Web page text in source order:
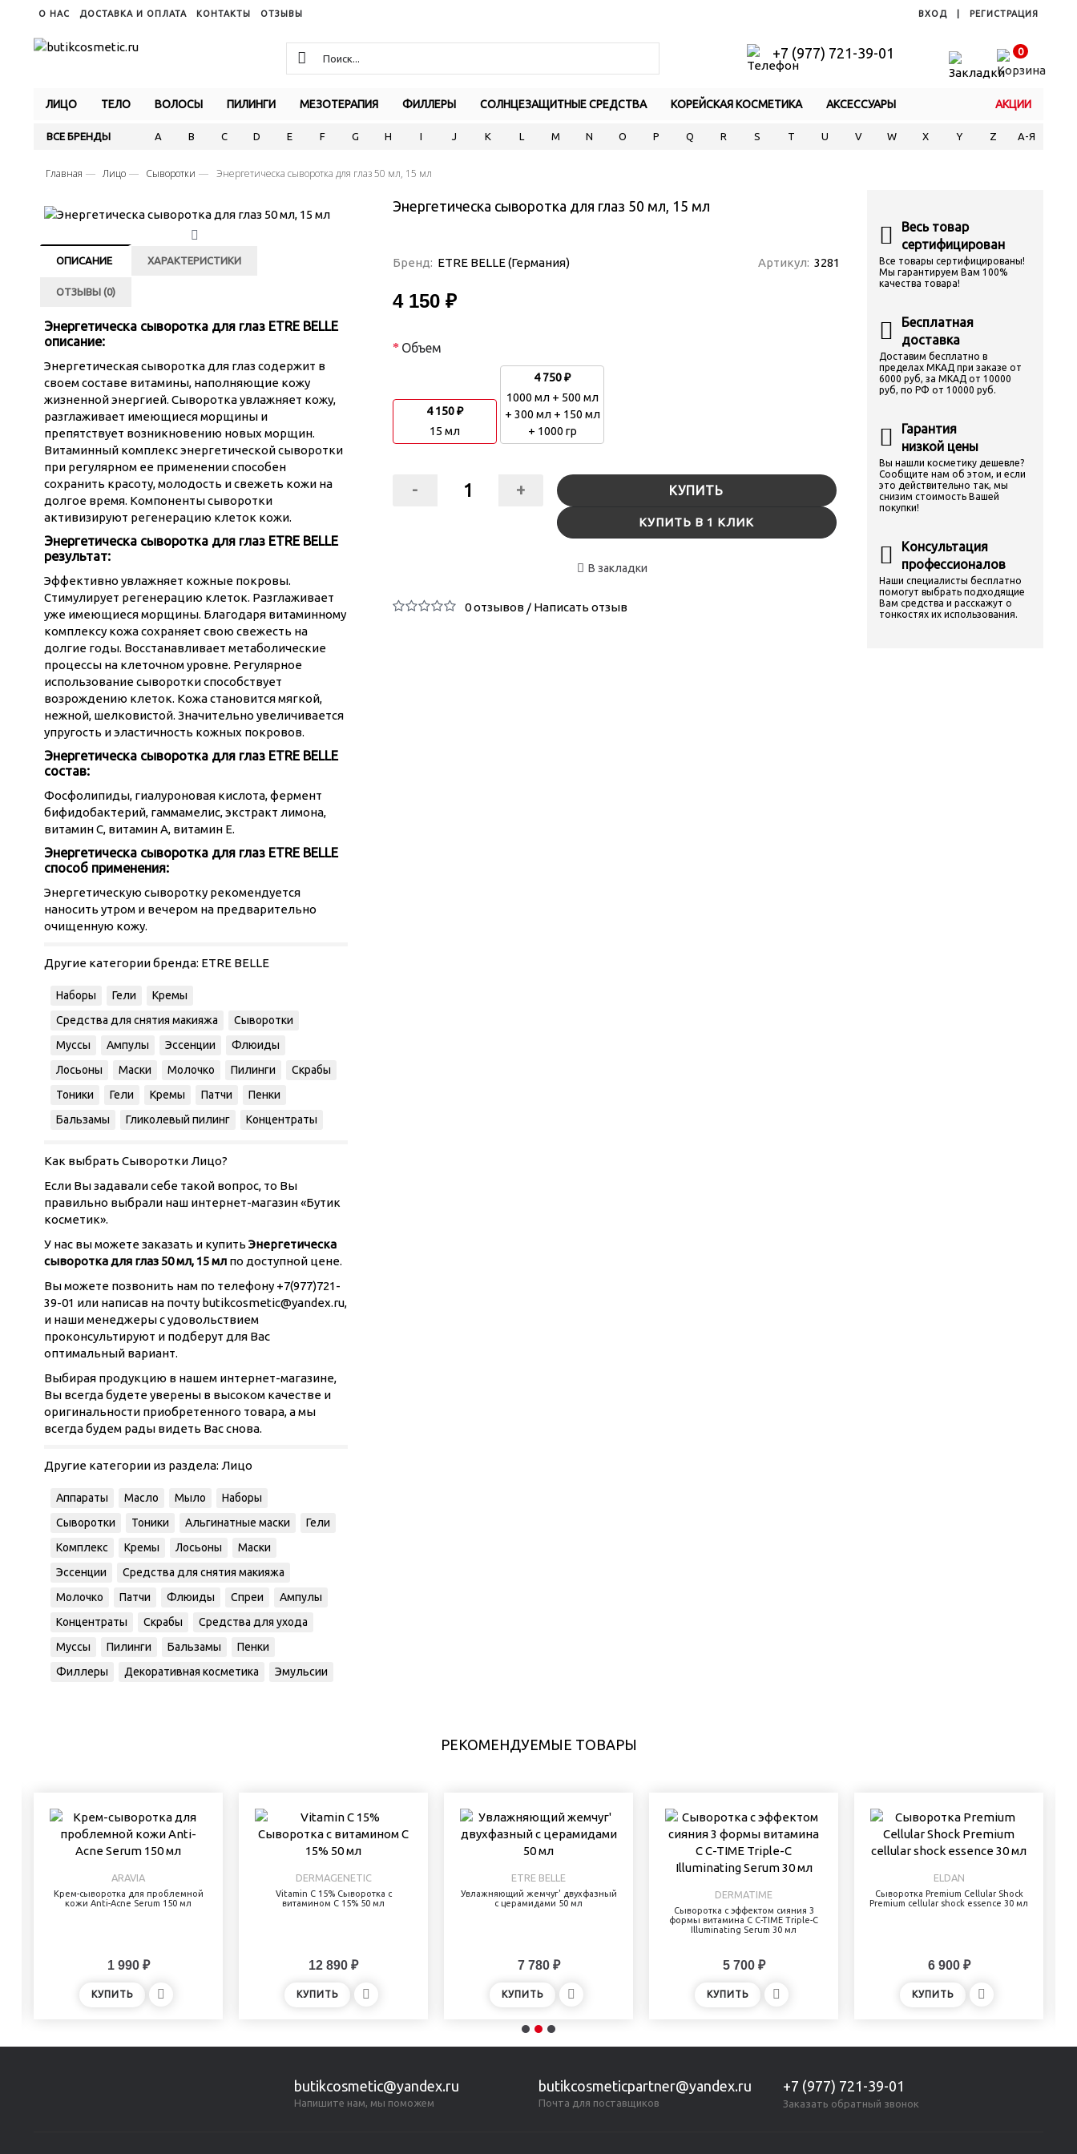
О НАС ДОСТАВКА И ОПЛАТА КОНТАКТЫ ОТЗЫВЫ ВХОД РЕГИСТРАЦИЯ
+7 (977) 721-39-01 0
ЛИЦО ТЕЛО ВОЛОСЫ ПИЛИНГИ МЕЗОТЕРАПИЯ ФИЛЛЕРЫ СОЛНЦЕЗАЩИТНЫЕ СРЕДСТВА КОРЕЙСКАЯ КОСМЕТИКА АКСЕССУАРЫ АКЦИИ
ВСЕ БРЕНДЫ A B C D E F G H I J K L M N O P Q R S T U V W X Y Z А-Я
Главная Лицо Сыворотки Энергетическа сыворотка для глаз 50 мл, 15 мл
Весь товар
сертифицирован
Все товары сертифицированы!
Мы гарантируем Вам 100%
качества товара!
Бесплатная
доставка
Доставим бесплатно в
пределах МКАД при заказе от
6000 руб, за МКАД от 10000
руб, по РФ от 10000 руб.
Гарантия
низкой цены
Вы нашли косметику дешевле?
Сообщите нам об этом, и если
это действительно так, мы
снизим стоимость Вашей
покупки!
Консультация
профессионалов
Наши специалисты бесплатно
помогут выбрать подходящие
Вам средства и расскажут о
тонкостях их использования.
ОПИСАНИЕ ХАРАКТЕРИСТИКИ
ОТЗЫВЫ (0)
Энергетическа сыворотка для глаз ETRE BELLE
описание:
Энергетическая сыворотка для глаз содержит в
своем составе витамины, наполняющие кожу
жизненной энергией. Сыворотка увлажняет кожу,
разглаживает имеющиеся морщины и
препятствует возникновению новых морщин.
Витаминный комплекс энергетической сыворотки
при регулярном ее применении способен
сохранить красоту, молодость и свежеть кожи на
долгое время. Компоненты сыворотки
активизируют регенерацию клеток кожи.
Энергетическа сыворотка для глаз ETRE BELLE
результат:
Эффективно увлажняет кожные покровы.
Стимулирует регенерацию клеток. Разглаживает
уже имеющиеся морщины. Благодаря витаминному
комплексу кожа сохраняет свою свежесть на
долгие годы. Восстанавливает метаболические
процессы на клеточном уровне. Регулярное
использование сыворотки способствует
возрождению клеток. Кожа становится мягкой,
нежной, шелковистой. Значительно увеличивается
упругость и эластичность кожных покровов.
Энергетическа сыворотка для глаз ETRE BELLE
состав:
Фосфолипиды, гиалуроновая кислота, фермент
бифидобактерий, гаммамелис, экстракт лимона,
витамин С, витамин А, витамин Е.
Энергетическа сыворотка для глаз ETRE BELLE
способ применения:
Энергетическую сыворотку рекомендуется
наносить утром и вечером на предварительно
очищенную кожу.
Другие категории бренда: ETRE BELLE
Наборы Гели
Кремы
Средства для снятия макияжа
Сыворотки
Муссы
Ампулы Эссенции
Флюиды
Лосьоны
Маски Молочко Пилинги
Скрабы
Тоники
Гели Кремы Патчи
Пенки
Бальзамы
Гликолевый пилинг Концентраты
Как выбрать Сыворотки Лицо?
Если Вы задавали себе такой вопрос, то Вы
правильно выбрали наш интернет-магазин «Бутик
косметик».
У нас вы можете заказать и купить Энергетическа
сыворотка для глаз 50 мл, 15 мл по доступной цене.
Вы можете позвонить нам по телефону +7(977)721-
39-01 или написав на почту butikcosmetic@yandex.ru,
и наши менеджеры с удовольствием
проконсультируют и подберут для Вас
оптимальный вариант.
Выбирая продукцию в нашем интернет-магазине,
Вы всегда будете уверены в высоком качестве и
оригинальности приобретенного товара, а мы
всегда будем рады видеть Вас снова.
Другие категории из раздела: Лицо
Аппараты Масло Мыло
Наборы
Сыворотки
Тоники Альгинатные маски
Гели
Комплекс
Кремы Лосьоны
Маски
Эссенции
Средства для снятия макияжа
Молочко
Патчи Флюиды Спреи
Ампулы
Концентраты
Скрабы
Средства для ухода
Муссы
Пилинги Бальзамы
Пенки
Филлеры
Декоративная косметика Эмульсии
Энергетическа сыворотка для глаз 50 мл, 15 мл
Бренд: ETRE BELLE (Германия) Артикул: 3281
4 150 ₽
Объем
4 150 ₽
15 мл
4 750 ₽
1000 мл + 500 мл
+ 300 мл + 150 мл
+ 1000 гр
- + КУПИТЬ
КУПИТЬ В 1 КЛИК
В закладки
0 отзывов/ Написать отзыв
РЕКОМЕНДУЕМЫЕ ТОВАРЫ
ARAVIA
Крем-сыворотка для проблемной
кожи Anti-Acne Serum 150 мл
1 990 ₽
КУПИТЬ
DERMAGENETIC
Vitamin C 15% Сыворотка с
витамином С 15% 50 мл
12 890 ₽
КУПИТЬ
ETRE BELLE
Увлажняющий жемчуг' двухфазный
с церамидами 50 мл
7 780 ₽
КУПИТЬ
DERMATIME
Сыворотка с эффектом сияния 3
формы витамина С C-TIME Triple-C
Illuminating Serum 30 мл
5 700 ₽
КУПИТЬ
ELDAN
Сыворотка Premium Cellular Shock
Premium cellular shock essence 30 мл
6 900 ₽
КУПИТЬ
butikcosmetic@yandex.ru
Напишите нам, мы поможем
butikcosmeticpartner@yandex.ru
Почта для поставщиков
+7 (977) 721-39-01
Заказать обратный звонок